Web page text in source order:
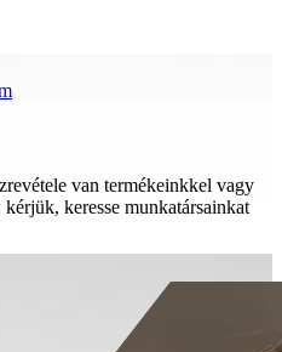
van termékeinkkel vagy
keresse munkatársainkat